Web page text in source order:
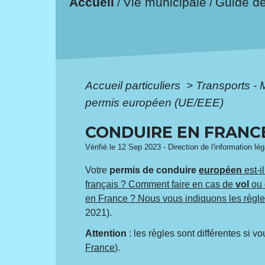
/ /
Accueil particuliers > Transports -
permis européen (UE/EEE)
CONDUIRE EN
Vérifié le 12 Sep 2023 - Direction de l'information
Votre permis de conduireeuropéen est-
français ? Comment faire en cas devol ou
en France ? Nous vous indiquons les
2021).
Attention : les règles sont différentes si
France).